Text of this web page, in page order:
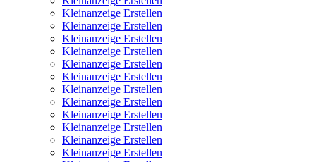
Kleinanzeige Erstellen
Kleinanzeige Erstellen
Kleinanzeige Erstellen
Kleinanzeige Erstellen
Kleinanzeige Erstellen
Kleinanzeige Erstellen
Kleinanzeige Erstellen
Kleinanzeige Erstellen
Kleinanzeige Erstellen
Kleinanzeige Erstellen
Kleinanzeige Erstellen
Kleinanzeige Erstellen